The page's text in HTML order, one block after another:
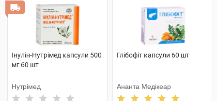
Інулін-Нутрімед капсули 500
мг 60 шт
Нутрімед
Глібофіт капсули 60 шт
Ананта Медікеар